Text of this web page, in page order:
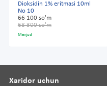
Dioksidin 1% eritmasi 10ml
No 10
66 100 so'm
68 300 so'm
Mavjud
Xaridor uchun